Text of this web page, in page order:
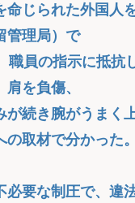
命じられた外国人
管理局）で
職員の指示に抵抗
肩を負傷、
が続き腕がうまく
の取材で分かった。
必要な制圧で、違